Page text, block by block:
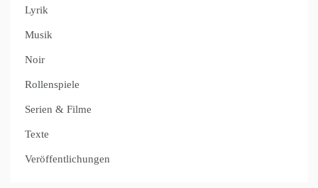
Lyrik
Musik
Noir
Rollenspiele
Serien & Filme
Texte
Veröffentlichungen